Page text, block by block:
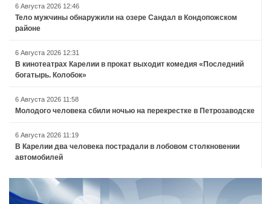
6 Августа 2026 12:46
Тело мужчины обнаружили на озере Сандал в Кондопожском
районе
6 Августа 2026 12:31
В кинотеатрах Карелии в прокат выходит комедия «Последний
богатырь. Колобок»
6 Августа 2026 11:58
Молодого человека сбили ночью на перекрестке в Петрозаводске
6 Августа 2026 11:19
В Карелии два человека пострадали в лобовом столкновении
автомобилей